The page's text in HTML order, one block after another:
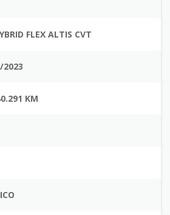
FLEX ALTIS CVT
2023
KM